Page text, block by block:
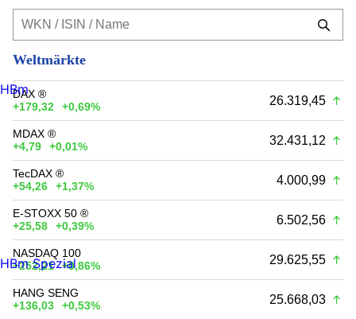
Weltmärkte
DAX ®
+179,32
+0,69% 26.319,45
MDAX ®
+4,79
+0,01% 32.431,12
TecDAX ®
+54,26
+1,37% 4.000,99
E-STOXX 50 ®
+25,58
+0,39% 6.502,56
NASDAQ 100
+252,21
+0,86% 29.625,55
HANG SENG
+136,03
+0,53% 25.668,03
HBm
HBm Spezial